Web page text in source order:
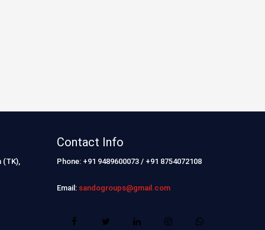
Contact Info
Phone: +91 9489600073 / +91 8754072108
Email: sandogroups@gmail.com